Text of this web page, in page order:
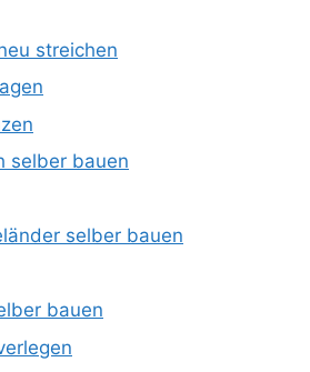
streichen
selber bauen
selber bauen
bauen